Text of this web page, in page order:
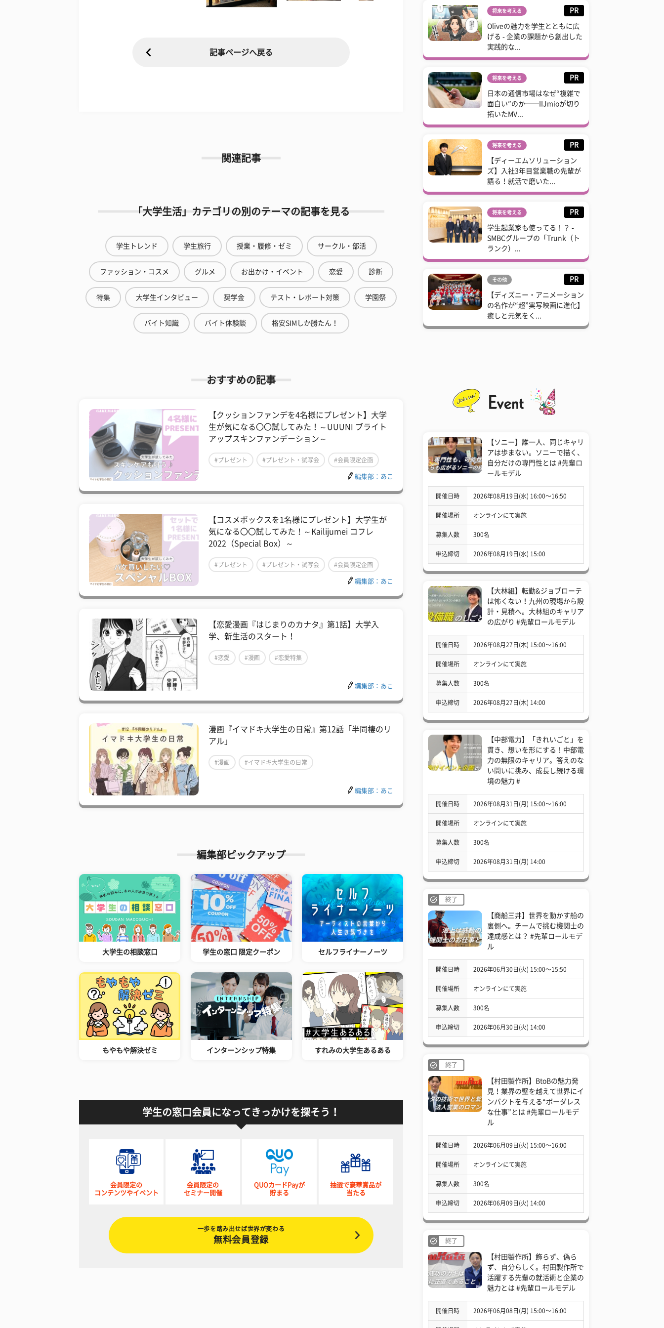
記事ページへ戻る
関連記事
「大学生活」カテゴリの別のテーマの記事を見る
学生トレンド 学生旅行 授業・履修・ゼミ サークル・部活
ファッション・コスメ グルメ お出かけ・イベント 恋愛 診断
特集 大学生インタビュー 奨学金 テスト・レポート対策 学園祭
バイト知識 バイト体験談 格安SIMしか勝たん！
おすすめの記事
【クッションファンデを4名様にプレゼント】大学
生が気になる〇〇試してみた！～UUUNI ブライト
アップスキンファンデーション～
#プレゼント #プレゼント・試写会 #会員限定企画
編集部：あこ
【コスメボックスを1名様にプレゼント】大学生が
気になる〇〇試してみた！～Kailijumei コフレ
2022（Special Box）～
#プレゼント #プレゼント・試写会 #会員限定企画
編集部：あこ
【恋愛漫画『はじまりのカナタ』第1話】大学入
学、新生活のスタート！
#恋愛 #漫画 #恋愛特集
編集部：あこ
漫画『イマドキ大学生の日常』第12話「半同棲のリ
アル」
#漫画 #イマドキ大学生の日常
編集部：あこ
編集部ピックアップ
大学生の相談窓口 学生の窓口 限定クーポン セルフライナーノーツ
もやもや解決ゼミ インターンシップ特集 すれみの大学生あるある
学生の窓口会員になってきっかけを探そう！
会員限定の
コンテンツやイベント
会員限定の
セミナー開催
QUOカードPayが
貯まる
抽選で豪華賞品が
当たる
一歩を踏み出せば世界が変わる
無料会員登録
将来を考える PR
Oliveの魅力を学生とともに広
げる - 企業の課題から創出した
実践的な...
将来を考える PR
日本の通信市場はなぜ“複雑で
面白い”のか──IIJmioが切り
拓いたMV...
将来を考える PR
【ディーエムソリューション
ズ】入社3年目営業職の先輩が
語る！就活で磨いた...
将来を考える PR
学生起業家も使ってる！？ -
SMBCグループの「Trunk（ト
ランク）...
その他 PR
【ディズニー・アニメーション
の名作が“超”実写映画に進化】
癒しと元気をく...
【ソニー】誰一人、同じキャリ
アは歩まない。ソニーで描く、
自分だけの専門性とは #先輩ロ
ールモデル
開催日時 2026年08月19日(水) 16:00〜16:50
開催場所 オンラインにて実施
募集人数 300名
申込締切 2026年08月19日(水) 15:00
【大林組】転勤&ジョブローテ
は怖くない！九州の現場から設
計・見積へ。大林組のキャリア
の広がり #先輩ロールモデル
開催日時 2026年08月27日(木) 15:00〜16:00
開催場所 オンラインにて実施
募集人数 300名
申込締切 2026年08月27日(木) 14:00
【中部電力】「きれいごと」を
貫き、想いを形にする！中部電
力の無限のキャリア。答えのな
い問いに挑み、成長し続ける環
境の魅力 #
開催日時 2026年08月31日(月) 15:00〜16:00
開催場所 オンラインにて実施
募集人数 300名
申込締切 2026年08月31日(月) 14:00
終了
【商船三井】世界を動かす船の
裏側へ。チームで挑む機関士の
達成感とは？ #先輩ロールモデ
ル
開催日時 2026年06月30日(火) 15:00〜15:50
開催場所 オンラインにて実施
募集人数 300名
申込締切 2026年06月30日(火) 14:00
終了
【村田製作所】BtoBの魅力発
見！業界の壁を越えて世界にイ
ンパクトを与える“ボーダレス
な仕事”とは #先輩ロールモデ
ル
開催日時 2026年06月09日(火) 15:00〜16:00
開催場所 オンラインにて実施
募集人数 300名
申込締切 2026年06月09日(火) 14:00
終了
【村田製作所】飾らず、偽ら
ず、自分らしく。村田製作所で
活躍する先輩の就活術と企業の
魅力とは #先輩ロールモデル
開催日時 2026年06月08日(月) 15:00〜16:00